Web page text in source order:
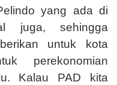
yang ada di
juga, sehingga
untuk kota
perekonomian
Kalau PAD kita